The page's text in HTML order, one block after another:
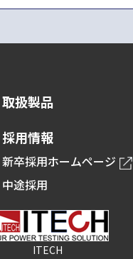
取扱製品
採用情報
新卒採用ホームページ
中途採用
ITECH